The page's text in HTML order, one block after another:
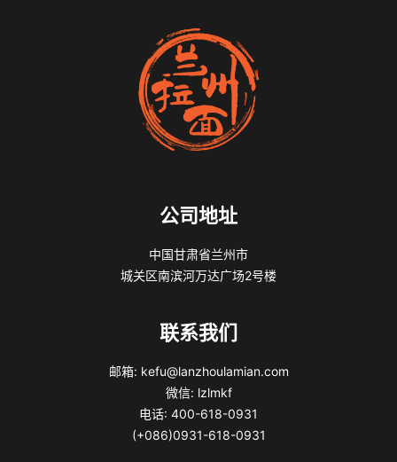
公司地址
中国甘肃省兰州市
城关区南滨河万达广场2号楼
联系我们
邮箱: kefu@lanzhoulamian.com
微信: lzlmkf
电话: 400-618-0931
(+086)0931-618-0931